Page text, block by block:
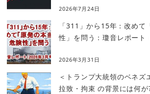
2026年7月24日
「311」から15年：改めて
性」を問う：瓊音レポート
2026年3月31日
＜トランプ大統領のベネズ
拉致・拘束 の背景には何が